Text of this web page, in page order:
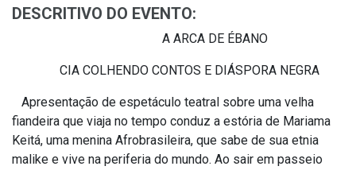
DESCRITIVO DO EVENTO:
A ARCA DE ÉBANO
CIA COLHENDO CONTOS E DIÁSPORA NEGRA
Apresentação de espetáculo teatral sobre uma velha
fiandeira que viaja no tempo conduz a estória de Mariama
Keitá, uma menina Afrobrasileira, que sabe de sua etnia
malike e vive na periferia do mundo. Ao sair em passeio